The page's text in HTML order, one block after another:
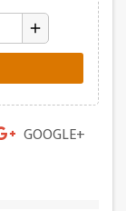
add
GOOGLE+